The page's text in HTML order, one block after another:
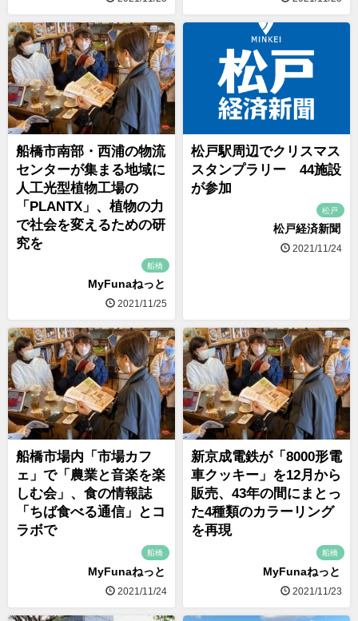
船橋市南部・西浦の物流
センターが集まる地域に
人工光型植物工場の
「PLANTX」、植物の力
で社会を変えるための研
究を
船橋
MyFunaねっと
2021/11/25
松戸駅周辺でクリスマス
スタンプラリー 44施設
が参加
松戸
松戸経済新聞
2021/11/24
船橋市場内「市場カフ
ェ」で「農業と音楽を楽
しむ会」、食の情報誌
「ちば食べる通信」とコ
ラボで
船橋
MyFunaねっと
2021/11/24
新京成電鉄が「8000形電
車クッキー」を12月から
販売、43年の間にまとっ
た4種類のカラーリング
を再現
船橋
MyFunaねっと
2021/11/23